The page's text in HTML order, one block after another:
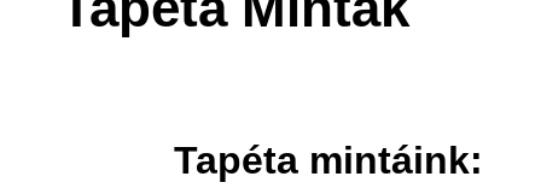
Tapéta mintáink: